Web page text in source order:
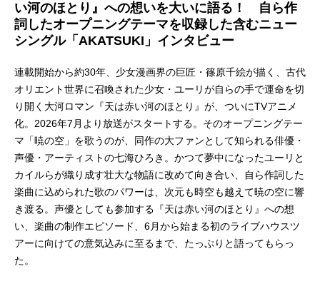
い河のほとり』への想いを大いに語る！ 自ら作
詞したオープニングテーマを収録した含むニュー
シングル「AKATSUKI」インタビュー
連載開始から約30年、少女漫画界の巨匠・篠原千絵が描く、古代
オリエント世界に召喚された少女・ユーリが自らの手で運命を切
り開く大河ロマン『天は赤い河のほとり』が、ついにTVアニメ
化。2026年7月より放送がスタートする。そのオープニングテー
マ「暁の空」を歌うのが、同作の大ファンとして知られる俳優・
声優・アーティストの七海ひろき。かつて夢中になったユーリと
カイルらが織り成す壮大な物語に改めて向き合い、自ら作詞した
楽曲に込められた歌のパワーは、次元も時空も越えて暁の空に響
き渡る。声優としても参加する『天は赤い河のほとり』への想
い、楽曲の制作エピソード、6月から始まる初のライブハウスツ
アーに向けての意気込みに至るまで、たっぷりと語ってもらっ
た。